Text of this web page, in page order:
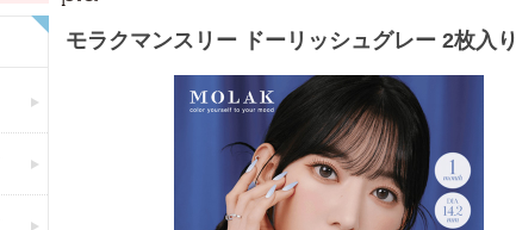
モラクマンスリー ドーリッシュグレー 2枚入り